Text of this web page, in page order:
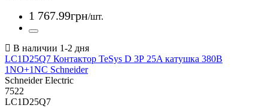
1 767.99грн/шт.
LC1D25Q7 Контактор TeSys D 3Р 25A катушка 380В
1NO+1NC Schneider
Schneider Electric
7522
LC1D25Q7